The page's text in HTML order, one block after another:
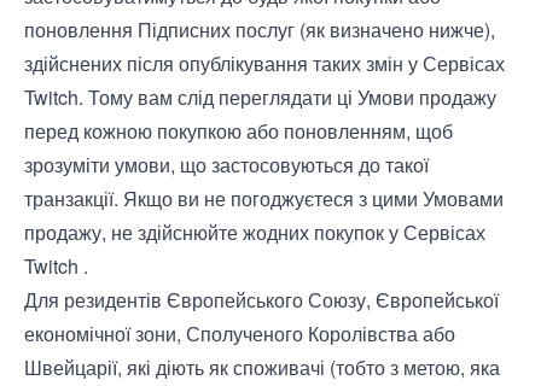
поновлення Підписних послуг (як визначено нижче),
здійснених після опублікування таких змін у Сервісах
Twitch. Тому вам слід переглядати ці Умови продажу
перед кожною покупкою або поновленням, щоб
зрозуміти умови, що застосовуються до такої
транзакції. Якщо ви не погоджуєтеся з цими Умовами
продажу, не здійснюйте жодних покупок у Сервісах
Twitch .
Для резидентів Європейського Союзу, Європейської
економічної зони, Сполученого Королівства або
Швейцарії, які діють як споживачі (тобто з метою, яка